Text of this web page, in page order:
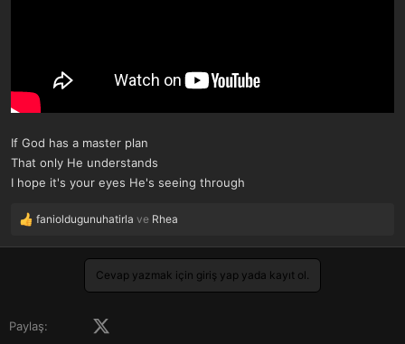
If God has a master plan
That only He understands
I hope it's your eyes He's seeing through
T
e
fanioldugunuhatirla ve Rhea
Cevap yazmak için giriş yap yada kayıt ol.
Paylaş: Facebook